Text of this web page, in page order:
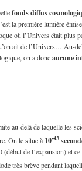
fonds diffus
la première lumière
où l’Univers était plus
ait de l’Univers… Au-
on a doncaucune
au-delà de laquelle les
On le situe à 10-43
(début de l’expansion) et
très brève pendant